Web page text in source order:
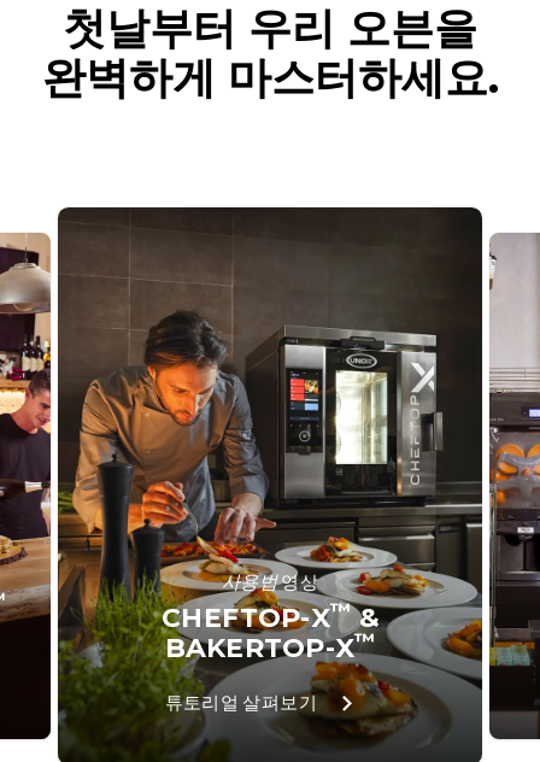
첫날부터 우리 오븐을
완벽하게 마스터하세요.
사용법영상
CHEFTOP-X™&
BAKERTOP-X™
튜토리얼 살펴보기